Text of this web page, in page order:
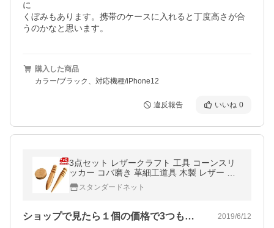
に
くぼみもあります。携帯のケースに入れると丁度高さが合
うのかなと思います。
購入した商品
カラー/ブラック、対応機種/iPhone12
違反報告 いいね 0
3点セット レザークラフト 工具 コーンスリ
ッカー コバ磨き 革細工道具 木製 レザー ク
ラフト 用具 スリッカー スティック へり磨き
革 送料無料
スタンダードネット
ショップで見たら１個の価格で3つも買え… 2019/6/12